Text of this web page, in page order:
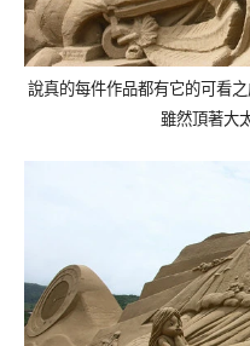
說真的每件作品都有它的可看
雖然頂著大